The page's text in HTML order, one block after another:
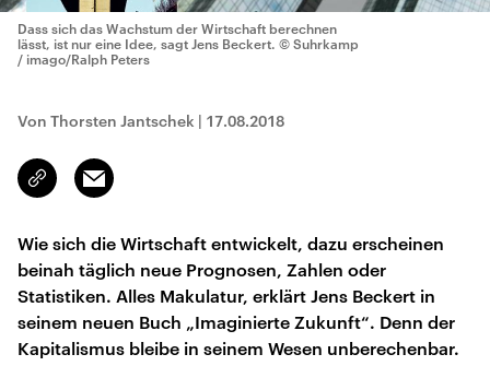
Dass sich das Wachstum der Wirtschaft berechnen
lässt, ist nur eine Idee, sagt Jens Beckert. © Suhrkamp
/ imago/Ralph Peters
Von Thorsten Jantschek | 17.08.2018
Link
kopieren/teilen
Email
Wie sich die Wirtschaft entwickelt, dazu erscheinen
beinah täglich neue Prognosen, Zahlen oder
Statistiken. Alles Makulatur, erklärt Jens Beckert in
seinem neuen Buch „Imaginierte Zukunft“. Denn der
Kapitalismus bleibe in seinem Wesen unberechenbar.